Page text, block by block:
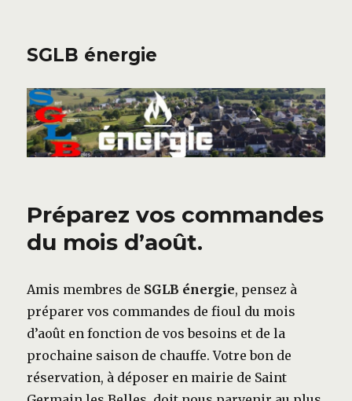
SGLB énergie
Préparez vos commandes
du mois d’août.
Amis membres de SGLB énergie, pensez à
préparer vos commandes de fioul du mois
d’août en fonction de vos besoins et de la
prochaine saison de chauffe. Votre bon de
réservation, à déposer en mairie de Saint